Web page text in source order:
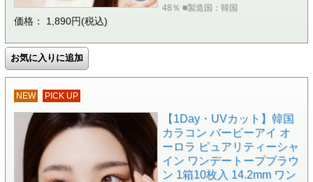
48％ ■製造国：韓国
価格： 1,890円(税込)
NEW PICK UP
【1Day・UVカット】韓国
カラコン バービーアイ オ
ーロラ ピュアリティーシャ
イン ワンデートープブラウ
ン 1箱10枚入 14.2mm ワン